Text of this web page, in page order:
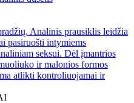
Analinis prausiklis leidžia
pasiruošti intymiems
seksui. Dėl įmantrios
ir malonios formos
atlikti kontroliuojamai ir